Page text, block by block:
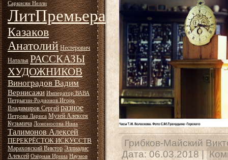
Саркисян Нелли
ЛитПремьера
Казаков
Анатолий Нестерович
Наталья РАССКАЗЫ
ХУДОЖНИКОВ
Виноградов Вадим
Вернисажи Император ВАВА
Петрыгин-Родионов Игорь
Владимиров Сергей разное
Петрова Лариса Музей Алексея
Кузьмича Ломоносова Нина
Талимонов Алексей
ПЕРЕКРЁСТОК ИСКУССТВ
Мараховский Виктор Элпиадис
Алексей Озёрная Ирина Наумов
Грибков-Майский
Дата: 06.03.2018 |